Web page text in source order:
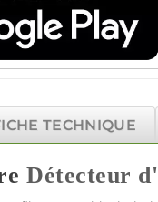
TECHNIQUE
Détecteur